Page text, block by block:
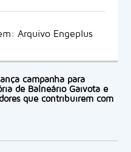
Arquivo Engeplus
campanha para
de Balneário Gaivota e
que contribuírem com